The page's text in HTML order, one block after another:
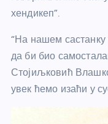
хендикеп”.
“На нашем
да би био
Стојиљковић
увек ћемо изаћи у